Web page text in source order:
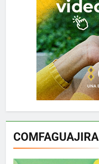
COMFAGUAJIRA